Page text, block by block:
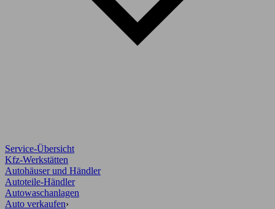
Service-Übersicht
Kfz-Werkstätten
Autohäuser und Händler
Autoteile-Händler
Autowaschanlagen
Auto verkaufen›